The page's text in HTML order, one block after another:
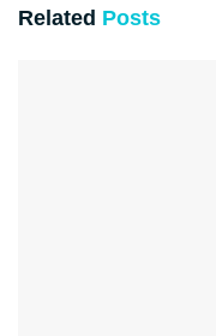
Related Posts